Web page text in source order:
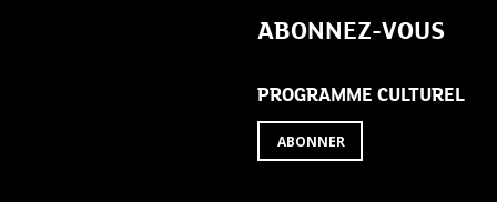
ABONNEZ-VOUS
PROGRAMME CULTUREL
ABONNER